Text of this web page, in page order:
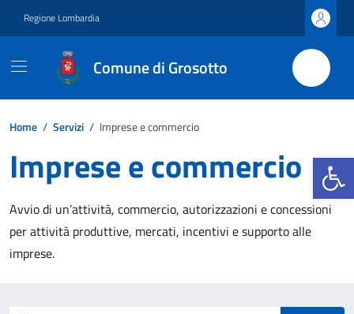
Apri la
Regione Lombardia
Comune di Grosotto
Home / Servizi / Imprese e commercio
Imprese e commercio
Avvio di un’attività, commercio, autorizzazioni e concessioni
per attività produttive, mercati, incentivi e supporto alle
imprese.